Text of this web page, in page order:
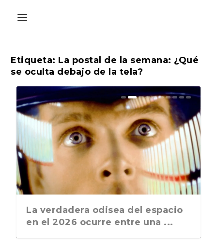
Etiqueta: La postal de la semana: ¿Qué
se oculta debajo de la tela?
La última postal de la temporada
nos recuerda que nos vamos ...
del espacio
entre una ...
ABC Cultural recibe
Liber 2026 al